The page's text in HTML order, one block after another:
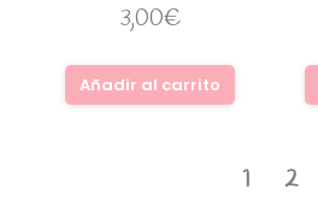
3,00€
Añadir al carrito
1 2